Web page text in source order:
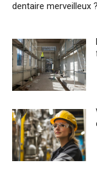
dentaire merveilleux ?